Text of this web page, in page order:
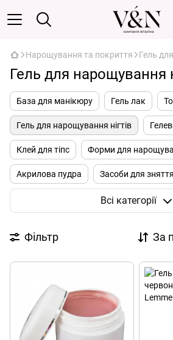
Нарощування та покриття Гель
Гель для нарощування
База для манікюру Гель лак
Гель для нарощування нігтів
Клей для тіпс Форми для
Акрилова пудра Засоби для
Засоби для підготовки нігтів Лаки
Всі категорії
Фільтр За